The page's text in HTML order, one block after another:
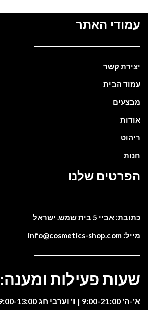
עמודי האתר
יצירת קשר
עמוד הבית
מבצעים
אודות
ריהוט
חנות
הפרטים שלנו
כתובת: אביי 5 בית שמש. ישראל
מייל: info@cosmetics-shop.com
שעות פעילות ומענה:
א'-ה' 9:00-21:00 | ו' וערבי חג 9:00-13:00